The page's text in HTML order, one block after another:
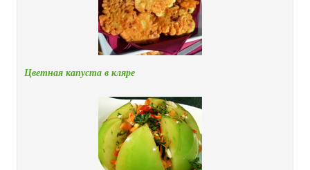
Цветная капуста в кляре